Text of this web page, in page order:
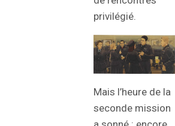
privilégié.
Mais l’heure de la
seconde mission